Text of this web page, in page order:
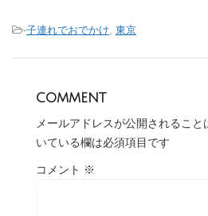
-子連れでおでかけ, 東京
comment
メールアドレスが公開されること
いている欄は必須項目です
コメント ※